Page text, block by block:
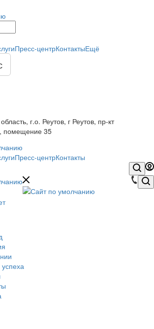
Пресс-центрКонтактыЕщё
г.о. Реутов, г Реутов, пр-кт
помещение 35
Пресс-центрКонтакты